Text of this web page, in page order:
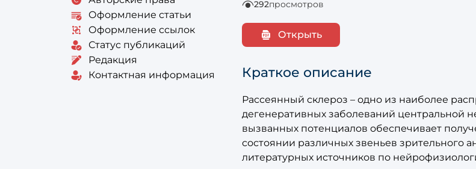
Оформление статьи
Оформление ссылок
Статус публикаций
Редакция
Контактная информация
292просмотров
Открыть
Краткое описание
Рассеянный склероз – одно из наиболее
дегенеративных заболеваний центральной
вызванных потенциалов обеспечивает
состоянии различных звеньев зрительного
литературных источников по